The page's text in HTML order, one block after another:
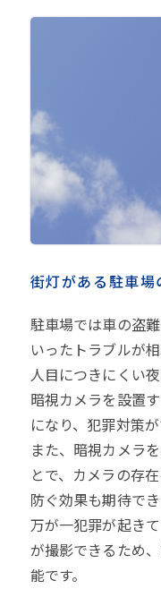
街灯がある駐車場
駐車場では車の盗
いったトラブルが
人目につきにくい
暗視カメラを設置
になり、犯罪対策が
また、暗視カメラ
とで、カメラの存
防ぐ効果も期待でき
万が一犯罪が起き
が撮影できるため
能です。